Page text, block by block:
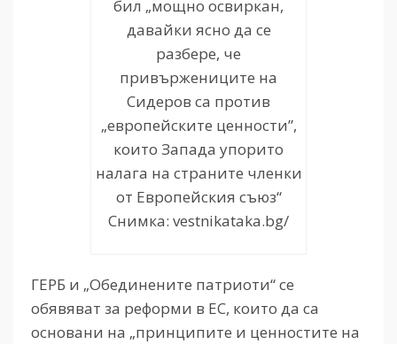
бил „мощно освиркан,
давайки ясно да се
разбере, че
привържениците на
Сидеров са против
„европейските ценности”,
които Запада упорито
налага на страните членки
от Европейския съюз“
Снимка: vestnikataka.bg/
ГЕРБ и „Обединените патриоти“ се
обявяват за реформи в ЕС, които да са
основани на „принципите и ценностите на